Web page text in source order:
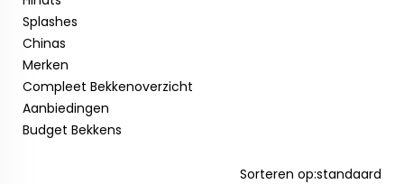
Splashes
Chinas
Merken
Compleet Bekkenoverzicht
Aanbiedingen
Budget Bekkens
Sorteren op:standaard